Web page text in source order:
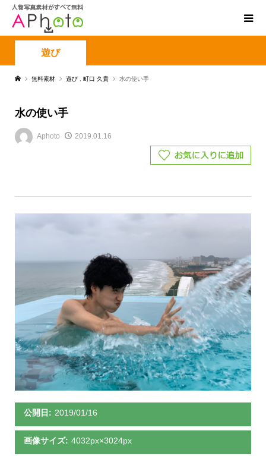
遊び
無料素材 遊び 町口 久貴 水の使い手
水の使い手
Aphoto 2019.01.16
公開日: 2019/01/16
画像サイズ: 4032px×3024px